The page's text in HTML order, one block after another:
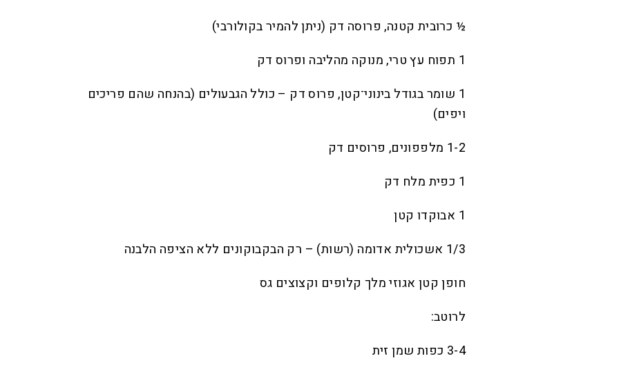
½ כרובית קטנה, פרוסה דק (ניתן להמיר בקולורבי)
1 תפוח עץ טרי, מנוקה מהליבה ופרוס דק
1 שומר בגודל בינוני־קטן, פרוס דק – כולל הגבעולים (בהנחה שהם פריכים
ויפים)
1-2 מלפפונים, פרוסים דק
1 כפית מלח דק
1 אבוקדו קטן
1/3 אשכולית אדומה (רשות) – רק הבקבוקונים ללא הציפה הלבנה
חופן קטן אגוזי מלך קלופים וקצוצים גס
לרוטב:
3-4 כפות שמן זית